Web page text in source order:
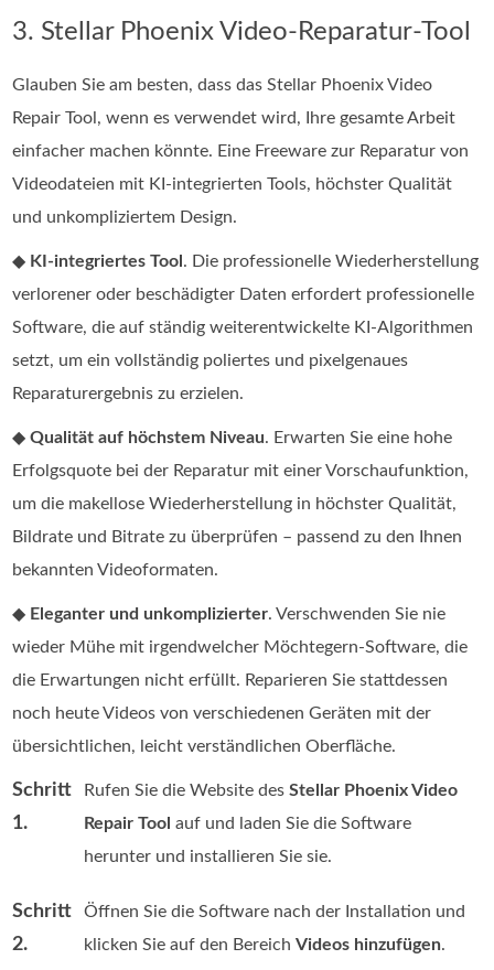
3. Stellar Phoenix Video-Reparatur-Tool
Glauben Sie am besten, dass das Stellar Phoenix Video
Repair Tool, wenn es verwendet wird, Ihre gesamte Arbeit
einfacher machen könnte. Eine Freeware zur Reparatur von
Videodateien mit KI-integrierten Tools, höchster Qualität
und unkompliziertem Design.
◆ KI-integriertes Tool . Die professionelle Wiederherstellung
verlorener oder beschädigter Daten erfordert professionelle
Software, die auf ständig weiterentwickelte KI-Algorithmen
setzt, um ein vollständig poliertes und pixelgenaues
Reparaturergebnis zu erzielen.
◆Qualität auf höchstem Niveau. Erwarten Sie eine hohe
Erfolgsquote bei der Reparatur mit einer Vorschaufunktion,
um die makellose Wiederherstellung in höchster Qualität,
Bildrate und Bitrate zu überprüfen – passend zu den Ihnen
bekannten Videoformaten.
◆ Eleganter und unkomplizierter. Verschwenden Sie nie
wieder Mühe mit irgendwelcher Möchtegern-Software, die
die Erwartungen nicht erfüllt. Reparieren Sie stattdessen
noch heute Videos von verschiedenen Geräten mit der
übersichtlichen, leicht verständlichen Oberfläche.
Schritt
1.
Rufen Sie die Website desStellar Phoenix Video
Repair Tool auf und laden Sie die Software
herunter und installieren Sie sie.
Schritt
2.
Öffnen Sie die Software nach der Installation und
klicken Sie auf den BereichVideos hinzufügen.